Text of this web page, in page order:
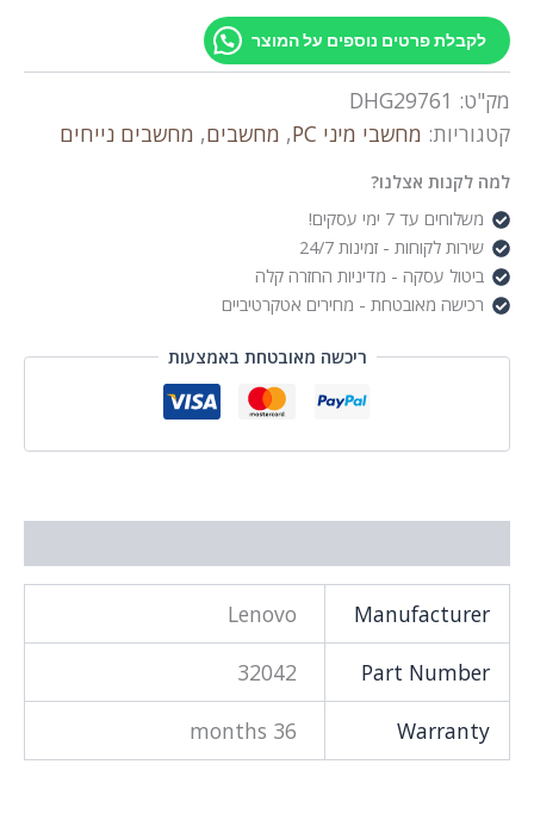
neo
50q
6
Ultra
7-
256V/16GB
SSD/WIFI/FD/3Y
לקבלת פרטים נוספים על המוצר
מק"ט: DHG29761
קטגוריות: מחשבי מיני PC , מחשבים, מחשבים נייחים
למה לקנות אצלנו?
משלוחים עד 7 ימי עסקים!
שירות לקוחות - זמינות 24/7
ביטול עסקה - מדיניות החזרה קלה
רכישה מאובטחת - מחירים אטקרטיביים
ריכשה מאובטחת באמצעות
Manufacturer
Lenovo
Part Number
32042
Warranty
36 months